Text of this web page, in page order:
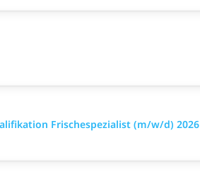
Frischespezialist (m/w/d) 2026